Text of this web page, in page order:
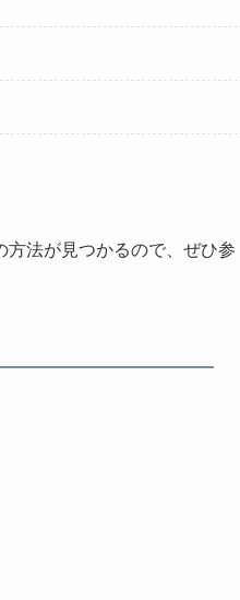
法が見つかるので、ぜひ参